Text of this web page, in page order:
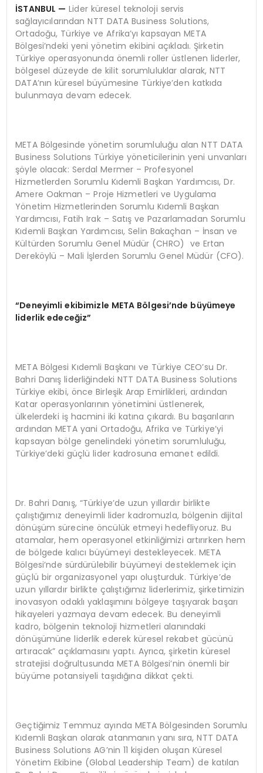
İSTANBUL — Lider küresel teknoloji servis
sağlayıcılarından NTT DATA Business Solutions,
Ortadoğu, Türkiye ve Afrika’yı kapsayan META
Bölgesi’ndeki yeni yönetim ekibini açıkladı. Şirketin
Türkiye operasyonunda önemli roller üstlenen liderler,
bölgesel düzeyde de kilit sorumluluklar alarak, NTT
DATA’nın küresel büyümesine Türkiye’den katkıda
bulunmaya devam edecek.
META Bölgesinde yönetim sorumluluğu alan NTT DATA
Business Solutions Türkiye yöneticilerinin yeni unvanları
şöyle olacak: Serdal Mermer – Profesyonel
Hizmetlerden Sorumlu Kıdemli Başkan Yardımcısı, Dr.
Amere Oakman – Proje Hizmetleri ve Uygulama
Yönetim Hizmetlerinden Sorumlu Kıdemli Başkan
Yardımcısı, Fatih Irak – Satış ve Pazarlamadan Sorumlu
Kıdemli Başkan Yardımcısı, Selin Bakaçhan – İnsan ve
Kültürden Sorumlu Genel Müdür (CHRO) ve Ertan
Dereköylü – Mali İşlerden Sorumlu Genel Müdür (CFO).
“Deneyimli ekibimizle META Bölgesi’nde büyümeye
liderlik edeceğiz”
META Bölgesi Kıdemli Başkanı ve Türkiye CEO’su Dr.
Bahri Danış liderliğindeki NTT DATA Business Solutions
Türkiye ekibi, önce Birleşik Arap Emirlikleri, ardından
Katar operasyonlarının yönetimini üstlenerek,
ülkelerdeki iş hacmini iki katına çıkardı. Bu başarıların
ardından META yani Ortadoğu, Afrika ve Türkiye’yi
kapsayan bölge genelindeki yönetim sorumluluğu,
Türkiye’deki güçlü lider kadrosuna emanet edildi.
Dr. Bahri Danış, “Türkiye’de uzun yıllardır birlikte
çalıştığımız deneyimli lider kadromuzla, bölgenin dijital
dönüşüm sürecine öncülük etmeyi hedefliyoruz. Bu
atamalar, hem operasyonel etkinliğimizi artırırken hem
de bölgede kalıcı büyümeyi destekleyecek. META
Bölgesi’nde sürdürülebilir büyümeyi desteklemek için
güçlü bir organizasyonel yapı oluşturduk. Türkiye’de
uzun yıllardır birlikte çalıştığımız liderlerimiz, şirketimizin
inovasyon odaklı yaklaşımını bölgeye taşıyarak başarı
hikayeleri yazmaya devam edecek. Bu deneyimli
kadro, bölgenin teknoloji hizmetleri alanındaki
dönüşümüne liderlik ederek küresel rekabet gücünü
artıracak” açıklamasını yaptı. Ayrıca, şirketin küresel
stratejisi doğrultusunda META Bölgesi’nin önemli bir
büyüme potansiyeli taşıdığına dikkat çekti.
Geçtiğimiz Temmuz ayında META Bölgesinden Sorumlu
Kıdemli Başkan olarak atanmanın yanı sıra, NTT DATA
Business Solutions AG’nin 11 kişiden oluşan Küresel
Yönetim Ekibine (Global Leadership Team) de katılan